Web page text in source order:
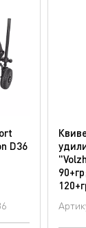
D36